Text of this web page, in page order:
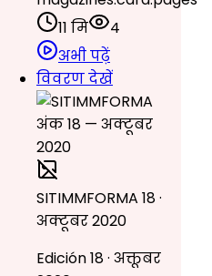
11 मि
4
अभी पढ़ें
विवरण देखें
SITIMMFORMA 18 ·
अक्टूबर 2020
Edición 18 · अक्तूबर